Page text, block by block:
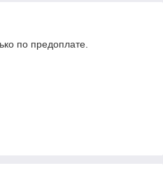
по предоплате.